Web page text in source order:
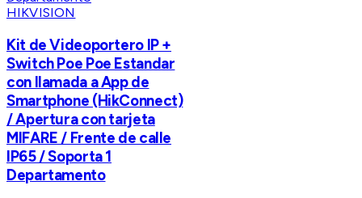
HIKVISION
Kit de Videoportero IP +
Switch Poe Poe Estandar
con llamada a App de
Smartphone (HikConnect)
/ Apertura con tarjeta
MIFARE / Frente de calle
IP65 / Soporta 1
Departamento